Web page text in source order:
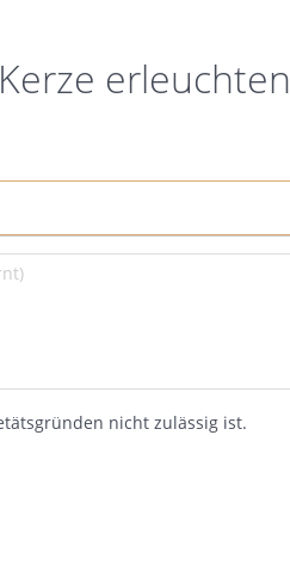
Kerze erleuchten
nicht zulässig ist.